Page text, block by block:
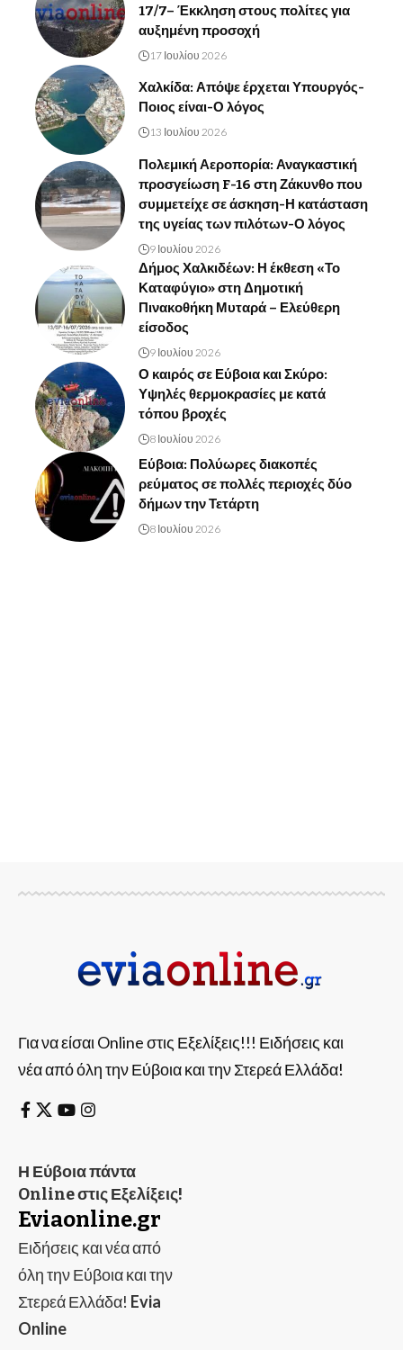
17/7– Έκκληση στους πολίτες για
αυξημένη προσοχή
17 Ιουλίου 2026
Χαλκίδα: Απόψε έρχεται Υπουργός-
Ποιος είναι-Ο λόγος
13 Ιουλίου 2026
Πολεμική Αεροπορία: Αναγκαστική
προσγείωση F-16 στη Ζάκυνθο που
συμμετείχε σε άσκηση-Η κατάσταση
της υγείας των πιλότων-Ο λόγος
9 Ιουλίου 2026
Δήμος Χαλκιδέων: Η έκθεση «Το
Καταφύγιο» στη Δημοτική
Πινακοθήκη Μυταρά – Ελεύθερη
είσοδος
9 Ιουλίου 2026
Ο καιρός σε Εύβοια και Σκύρο:
Υψηλές θερμοκρασίες με κατά
τόπου βροχές
8 Ιουλίου 2026
Εύβοια: Πολύωρες διακοπές
ρεύματος σε πολλές περιοχές δύο
δήμων την Τετάρτη
8 Ιουλίου 2026
Για να είσαι Online στις Εξελίξεις!!! Ειδήσεις και
νέα από όλη την Εύβοια και την Στερεά Ελλάδα!
Η Εύβοια πάντα
Online στις Εξελίξεις!
Eviaonline.gr
Ειδήσεις και νέα από
όλη την Εύβοια και την
Στερεά Ελλάδα! Evia
Online